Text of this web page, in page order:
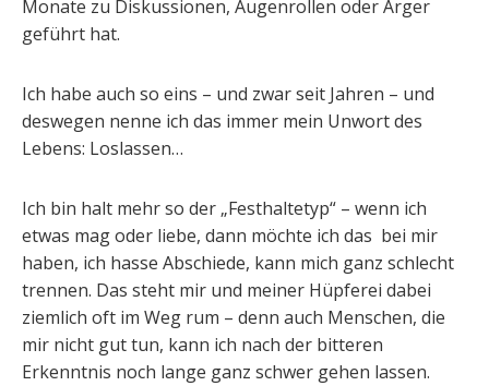
Monate zu Diskussionen, Augenrollen oder Ärger
geführt hat.
Ich habe auch so eins – und zwar seit Jahren – und
deswegen nenne ich das immer mein Unwort des
Lebens: Loslassen…
Ich bin halt mehr so der „Festhaltetyp“ – wenn ich
etwas mag oder liebe, dann möchte ich das bei mir
haben, ich hasse Abschiede, kann mich ganz schlecht
trennen. Das steht mir und meiner Hüpferei dabei
ziemlich oft im Weg rum – denn auch Menschen, die
mir nicht gut tun, kann ich nach der bitteren
Erkenntnis noch lange ganz schwer gehen lassen.